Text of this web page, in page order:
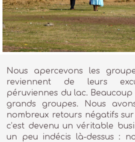
Nous apercevons les
reviennent de leurs
péruviennes du lac.
grands groupes. Nous
nombreux retours négatifs sur
c’est devenu un véritable
un peu indécis là-dessus :